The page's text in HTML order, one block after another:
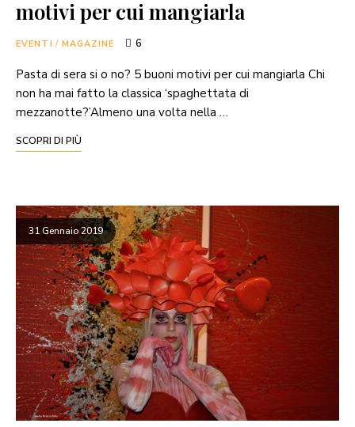
motivi per cui mangiarla
EVENTI / MAGAZINE 6
Pasta di sera si o no? 5 buoni motivi per cui mangiarla Chi
non ha mai fatto la classica ‘spaghettata di
mezzanotte?’Almeno una volta nella …
SCOPRI DI PIÙ
31 Gennaio 2019